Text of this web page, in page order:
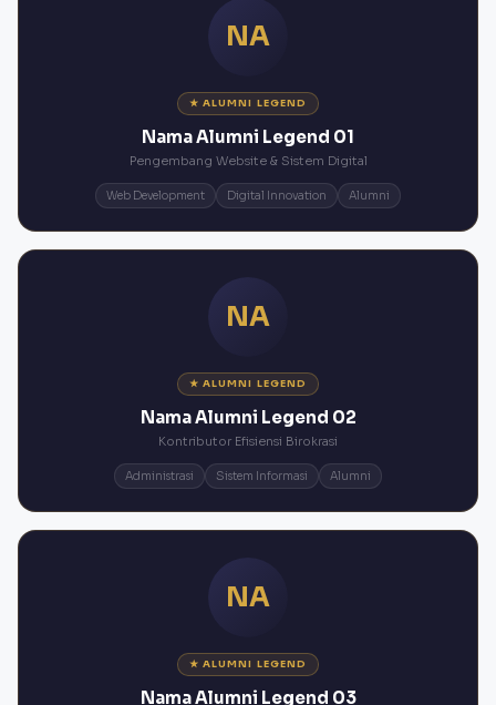
NA
★ ALUMNI LEGEND
Nama Alumni Legend 01
Pengembang Website & Sistem Digital
Web Development Digital Innovation Alumni
NA
★ ALUMNI LEGEND
Nama Alumni Legend 02
Kontributor Efisiensi Birokrasi
Administrasi Sistem Informasi Alumni
NA
★ ALUMNI LEGEND
Nama Alumni Legend 03